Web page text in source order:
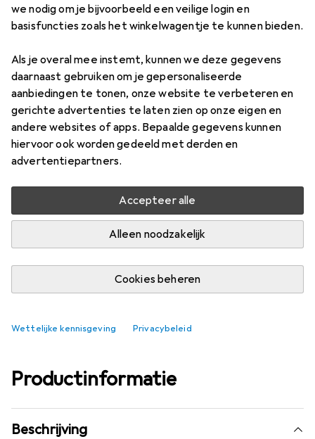
we nodig om je bijvoorbeeld een veilige login en
basisfuncties zoals het winkelwagentje te kunnen bieden.
Als je overal mee instemt, kunnen we deze gegevens
daarnaast gebruiken om je gepersonaliseerde
aanbiedingen te tonen, onze website te verbeteren en
gerichte advertenties te laten zien op onze eigen en
andere websites of apps. Bepaalde gegevens kunnen
hiervoor ook worden gedeeld met derden en
advertentiepartners.
Accepteer alle
Alleen noodzakelijk
Cookies beheren
Wettelijke kennisgeving Privacybeleid
JboSchroefdraadpluggenmeter
Prijs in EUR inclusief BTW
EUR
73,25
Waarderingscijfers Merk
Meer van Jbo
Slechts 4 stuk op voorraad bij leverancier
In winkelmandje
Vergelijk In verlanglijstje
Productinformatie
Beschrijving